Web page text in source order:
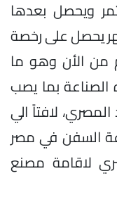
ويحصل بعدها
يحصل على رخصة
من الأن وهو ما
الصناعة بما يصب
لافتاً الي
السفن في مصر
لاقامة مصنع